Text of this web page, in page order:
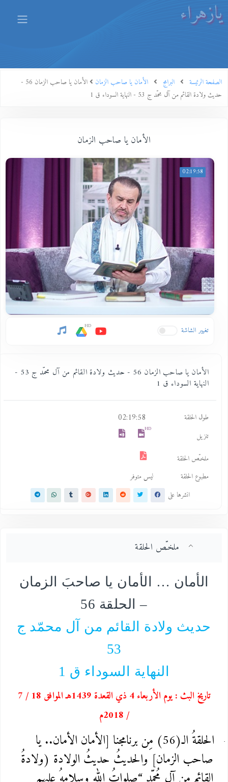
يازهراء
الصفحة الرئيسة البرامج الأمان يا صاحب الزمان
الأمان يا صاحب الزمان 56 -
حديث ولادة القائم من آل محمّد ج 53 - النهاية السوداء ق 1
الأمان يا صاحب الزمان
02:19:58
تغيير الشاشة HD
الأمان يا صاحب الزمان 56 - حديث ولادة القائم من آل محمّد ج 53 -
النهاية السوداء ق 1
طول الحلقة 02:19:58
تنزيل
HD
ملخـّص الحلقة
مطبوع الحلقة
ليس متوفر
انشرها على
ملخـّص الحلقة
الأمان … الأمان يا صاحبَ الزمان
– الحلقة 56
حديث ولادة القائم من آل محمّد ج
53
النهاية السوداء ق 1
تاريخ البث : يوم الأربعاء 4 ذي القعدة 1439هـ الموافق 18 / 7
/ 2018م
الحلقةُ الـ(56) مِن برنامجنا [الأمان الأمان.. يا
صاحب الزمان] والحديثُ حديثُ الولادة (ولادةُ